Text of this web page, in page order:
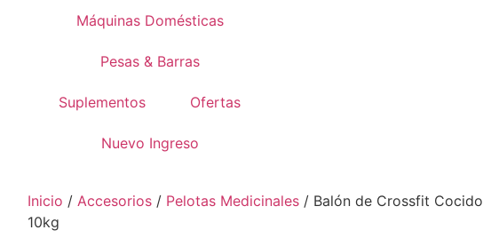
Máquinas Domésticas
Pesas & Barras
Suplementos Ofertas
Nuevo Ingreso
Inicio / Accesorios / Pelotas Medicinales / Balón de Crossfit Cocido
10kg